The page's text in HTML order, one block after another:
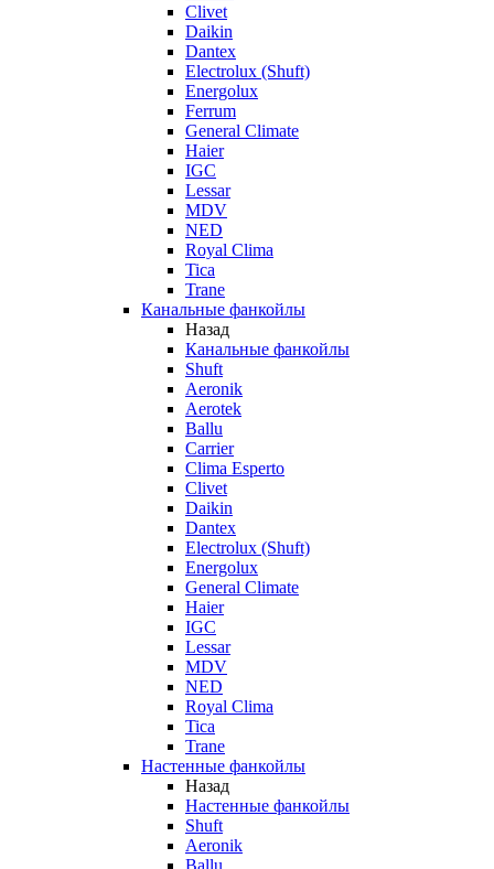
Clivet
Daikin
Dantex
Electrolux (Shuft)
Energolux
Ferrum
General Climate
Haier
IGC
Lessar
MDV
NED
Royal Clima
Tica
Trane
Канальные фанкойлы
Назад
Канальные фанкойлы
Shuft
Aeronik
Aerotek
Ballu
Carrier
Clima Esperto
Clivet
Daikin
Dantex
Electrolux (Shuft)
Energolux
General Climate
Haier
IGC
Lessar
MDV
NED
Royal Clima
Tica
Trane
Настенные фанкойлы
Назад
Настенные фанкойлы
Shuft
Aeronik
Ballu